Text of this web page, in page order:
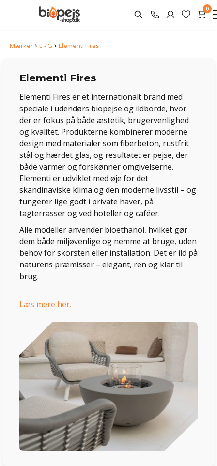
0
Mærker › E - G › Elementi Fires
Elementi Fires
Elementi Fires er et internationalt brand med
speciale i udendørs biopejse og ildborde, hvor
der er fokus på både æstetik, brugervenlighed
og kvalitet. Produkterne kombinerer moderne
design med materialer som fiberbeton, rustfrit
stål og hærdet glas, og resultatet er pejse, der
både varmer og forskønner omgivelserne.
Elementi er udviklet med øje for det
skandinaviske klima og den moderne livsstil – og
fungerer lige godt i private haver, på
tagterrasser og ved hoteller og caféer.
Alle modeller anvender bioethanol, hvilket gør
dem både miljøvenlige og nemme at bruge, uden
behov for skorsten eller installation. Det er ild på
naturens præmisser – elegant, ren og klar til
brug.
Læs mere her.